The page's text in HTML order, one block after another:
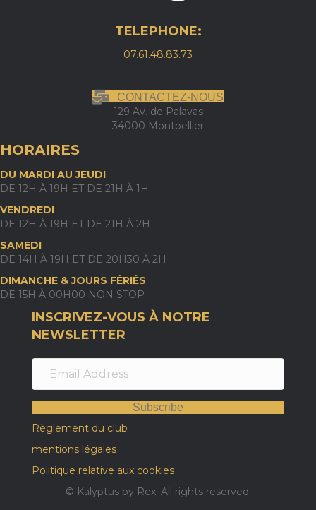
TELEPHONE:
07.61.48.83.73
CONTACTEZ-NOUS
129 Av. de Palavas
34000 Montpellier
HORAIRES
DU MARDI AU JEUDI
DE 12H À 19H ET DE 21H À 1H
VENDREDI
DE 12H À 19H ET DE 21H À 2H
SAMEDI
DE 14H À 19H ET DE 20H30 À 2H
DIMANCHE & JOURS FÉRIÉS
DE 15H À 00H00 NON STOP
INSCRIVEZ-VOUS À NOTRE
NEWSLETTER
Subscribe
Règlement du club
mentions légales
Politique relative aux cookies
© Kalyptus by Rex. All rights reserved.